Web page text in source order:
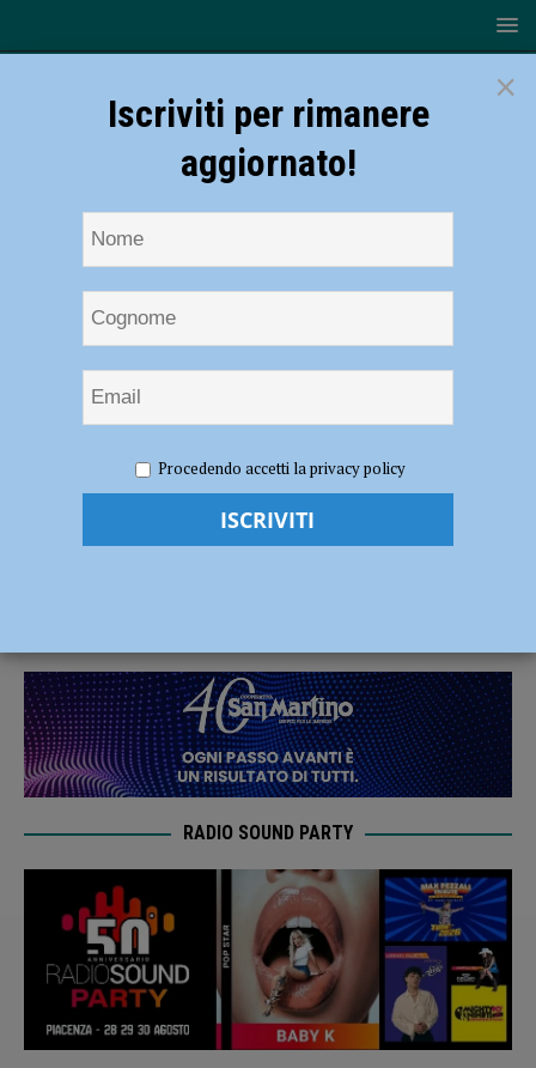
cani, allarme sociale. Incontro a Piacenza – AUDIO
Rinunce di proprietà cani, allarme sociale.
RADIO SOUND PARTY
×
Iscriviti per rimanere
aggiornato!
Procedendo accetti la privacy policy